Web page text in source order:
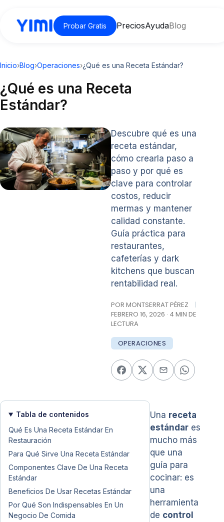
Probar Gratis PreciosAyudaBlog
Inicio›Blog›Operaciones›¿Qué es una Receta Estándar?
¿Qué es una Receta
Estándar?
Descubre qué es una
receta estándar,
cómo crearla paso a
paso y por qué es
clave para controlar
costos, reducir
mermas y mantener
calidad constante.
Guía práctica para
restaurantes,
cafeterías y dark
kitchens que buscan
rentabilidad real.
POR MONTSERRAT PÉREZ
|
FEBRERO 16, 2026 · 4 MIN DE
LECTURA
OPERACIONES
Tabla de contenidos
Qué Es Una Receta Estándar En
Restauración
Para Qué Sirve Una Receta Estándar
Componentes Clave De Una Receta
Estándar
Beneficios De Usar Recetas Estándar
Por Qué Son Indispensables En Un
Negocio De Comida
Una receta
estándar es
mucho más
que una
guía para
cocinar: es
una
herramienta
de control